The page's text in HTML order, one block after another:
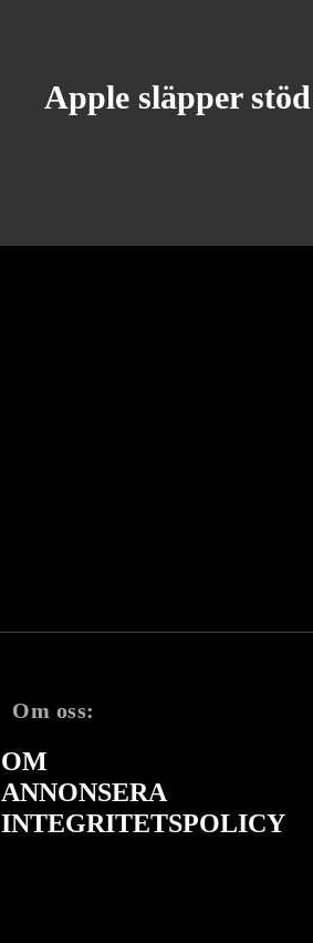
Apple släpper
Om oss:
OM
ANNONSERA
INTEGRITETSPOLICY